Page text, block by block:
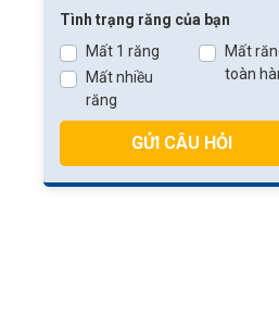
Tình trạng răng của bạn
Mất 1 răng
Mất nhiều
răng
Mất
toàn
GỬI CÂU HỎI